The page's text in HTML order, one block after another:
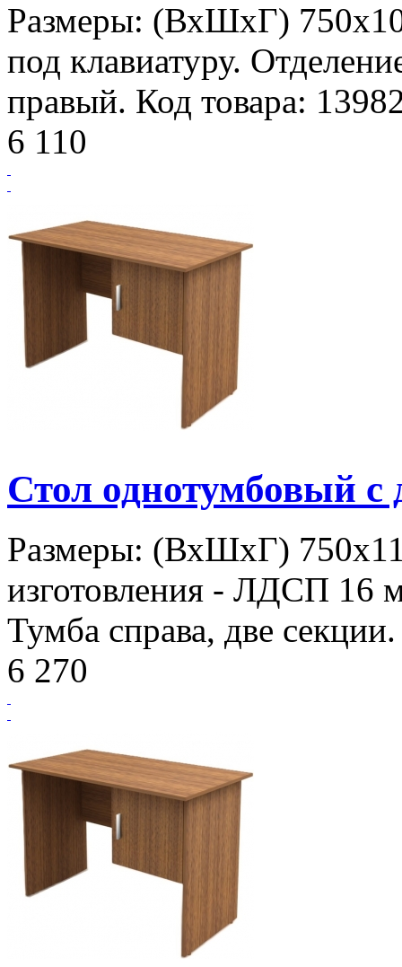
Размеры: (ВхШхГ)
под клавиатуру.
правый. Код товара:
6 110
Стол однотумбовый
Размеры: (ВхШхГ)
изготовления - ЛДСП
Тумба справа, две
6 270